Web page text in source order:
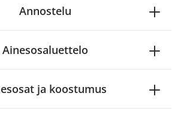
Annostelu
Ainesosaluettelo
ja koostumus